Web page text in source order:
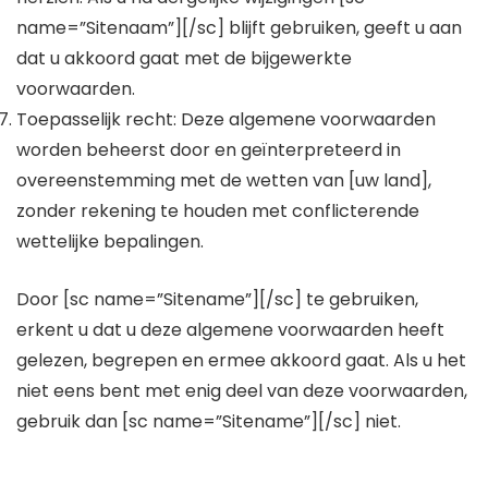
name=”Sitenaam”][/sc] blijft gebruiken, geeft u aan
dat u akkoord gaat met de bijgewerkte
voorwaarden.
Toepasselijk recht: Deze algemene voorwaarden
worden beheerst door en geïnterpreteerd in
overeenstemming met de wetten van [uw land],
zonder rekening te houden met conflicterende
wettelijke bepalingen.
Door [sc name=”Sitename”][/sc] te gebruiken,
erkent u dat u deze algemene voorwaarden heeft
gelezen, begrepen en ermee akkoord gaat. Als u het
niet eens bent met enig deel van deze voorwaarden,
gebruik dan [sc name=”Sitename”][/sc] niet.